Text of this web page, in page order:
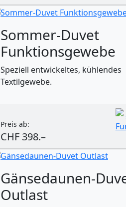
Sommer-Duvet
Funktionsgewebe
Speziell entwickeltes, kühlendes
Textilgewebe.
Preis ab:
CHF 398.–
Gänsedaunen-
Outlast